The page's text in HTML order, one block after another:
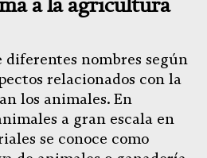
diferentes nombres según
relacionados con la
los animales. En
a gran escala en
se conoce como